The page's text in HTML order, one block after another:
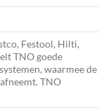
Festool, Hilti,
TNO goede
waarmee de
TNO